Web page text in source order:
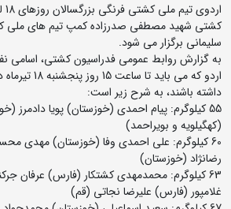
کشتی شهید مصطفی صدرزاده کمپ تیم های ملی
سلیمانی برگزار می شود.
به گزارش روابط عمومی فدراسیون کشتی، اسامی
اردو که می
داشته باشند، به شرح زیر است:
55 کیلوگرم: پیام احمدی (خوزستان) پویا
(کهگیلویه و بویراحمد)
60 کیلوگرم: علی احمدی وفا (خوزستان) مهدی
رضانژاد (خوزستان)
63 کیلوگرم: محمدمهدی کشتکار (فارس) عرفان
غلامپور (فارس) علیرضا نجاتی (قم)